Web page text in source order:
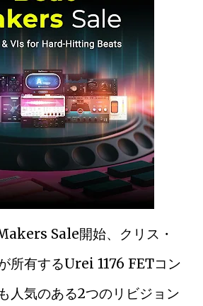
Sale開始、クリス・
所有するUrei 1176 FETコン
人気のある2つのリビジョン